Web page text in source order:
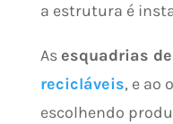
a estrutura é
As esquadrias
recicláveis, e ao
escolhendo